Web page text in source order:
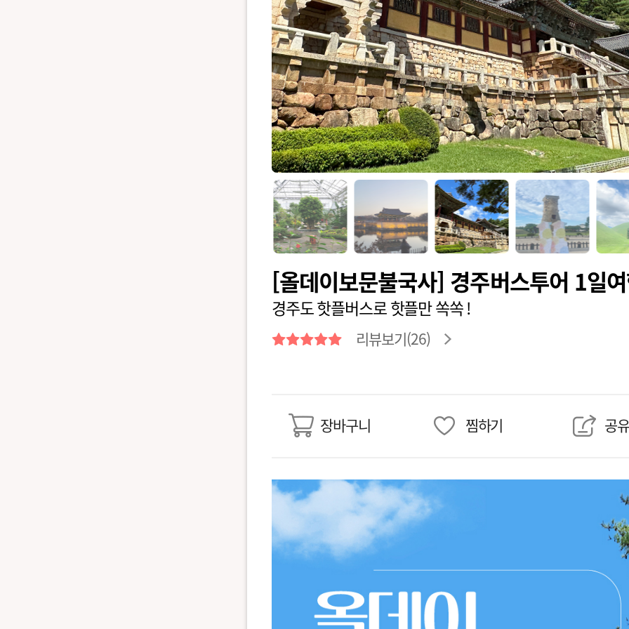
[올데이보문불국사] 경주버스투어 1일
경주도 핫플버스로 핫플만 쏙쏙 !
리뷰보기(26)
장바구니 찜하기 공